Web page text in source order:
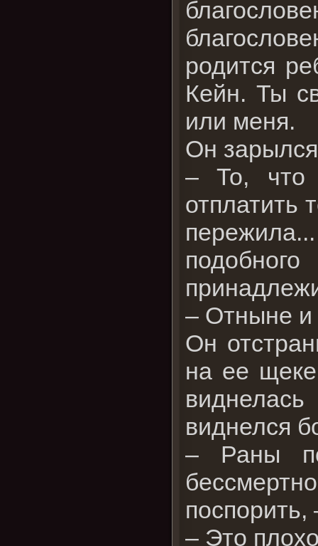
родится
Кейн. Ты
или меня.
Он
– То, что
отплатить
– Отныне и
Он
на ее
виднелся
– Раны
поспорить,
– Это